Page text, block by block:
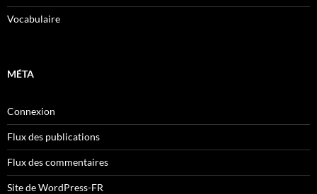
Vocabulaire
MÉTA
Connexion
Flux des publications
Flux des commentaires
Site de WordPress-FR